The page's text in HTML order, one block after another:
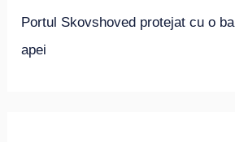
Portul Skovshoved protejat cu o
apei